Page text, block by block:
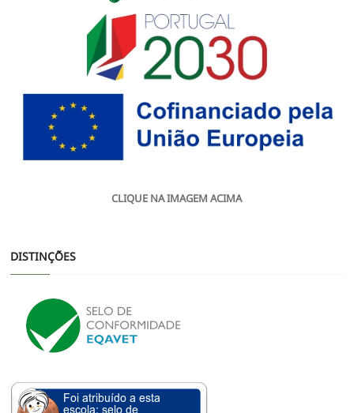
CLIQUE NA IMAGEM ACIMA
DISTINÇÕES